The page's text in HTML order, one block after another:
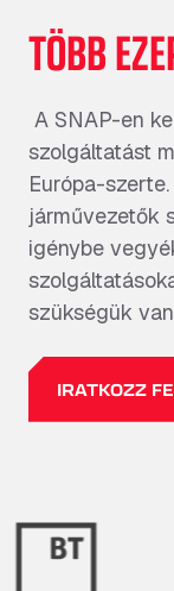
TÖBB
A SNAP-en
szolgáltatást
Európa-
járművezetők
igénybe
szükségük
IRATKOZZ